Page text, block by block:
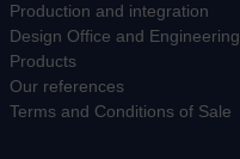
Production and integration
Design Office and Engineering
Products
Our references
Terms and Conditions of Sale